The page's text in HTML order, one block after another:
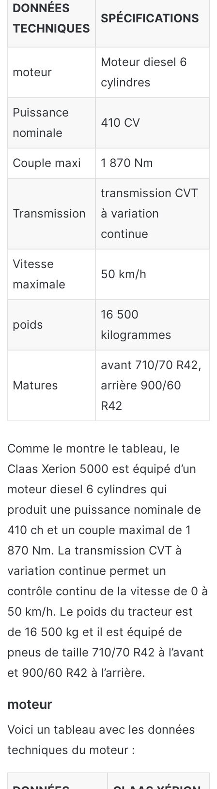
DONNÉES
TECHNIQUES
SPÉCIFICATIONS
moteur
Moteur diesel 6
cylindres
Puissance
nominale
410 CV
Couple maxi 1 870 Nm
Transmission
transmission CVT
à variation
continue
Vitesse
maximale
50 km/h
poids
16 500
kilogrammes
Matures
avant 710/70 R42,
arrière 900/60
R42
Comme le montre le tableau, le
Claas Xerion 5000 est équipé d’un
moteur diesel 6 cylindres qui
produit une puissance nominale de
410 ch et un couple maximal de 1
870 Nm. La transmission CVT à
variation continue permet un
contrôle continu de la vitesse de 0 à
50 km/h. Le poids du tracteur est
de 16 500 kg et il est équipé de
pneus de taille 710/70 R42 à l’avant
et 900/60 R42 à l’arrière.
moteur
Voici un tableau avec les données
techniques du moteur :